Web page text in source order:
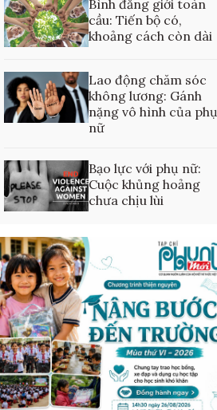
Bình đẳng giới toàn
cầu: Tiến bộ có,
khoảng cách còn dài
Lao động chăm sóc
không lương: Gánh
nặng vô hình của phụ
nữ
Bạo lực với phụ nữ:
Cuộc khủng hoảng
chưa chịu lùi